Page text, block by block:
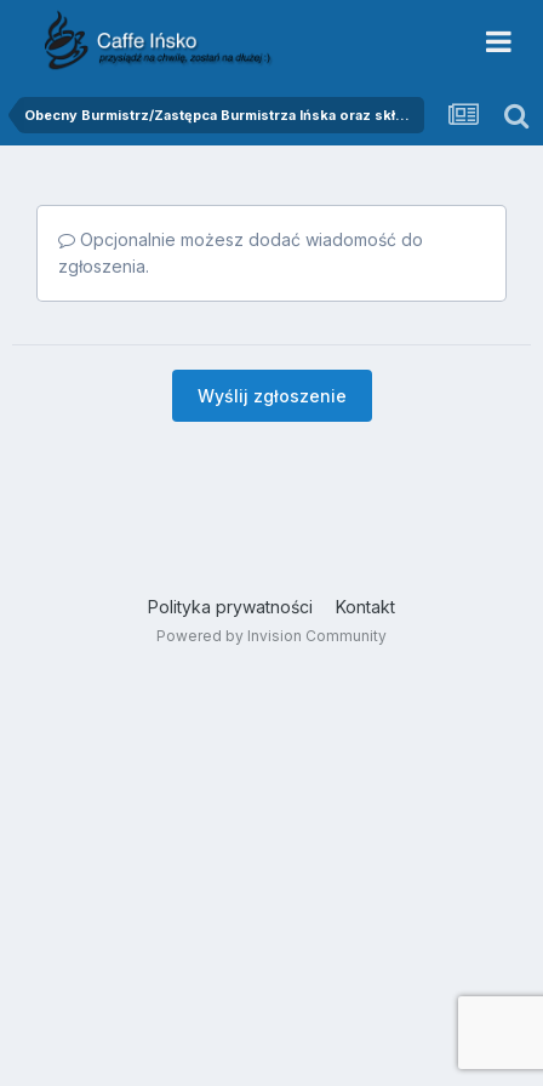
Obecny Burmistrz/Zastępca Burmistrza Ińska oraz skład Rady Miejskiej
Opcjonalnie możesz dodać wiadomość do
zgłoszenia.
Wyślij zgłoszenie
Polityka prywatności Kontakt
Powered by Invision Community